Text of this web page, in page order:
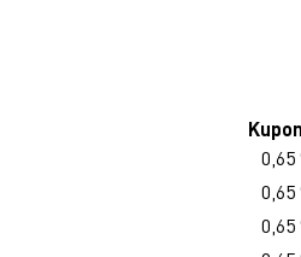
0,65
0,65
0,65